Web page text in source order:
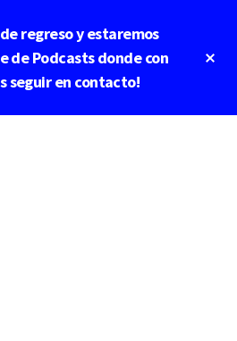
regreso y estaremos
de Podcasts donde con
seguir en contacto!